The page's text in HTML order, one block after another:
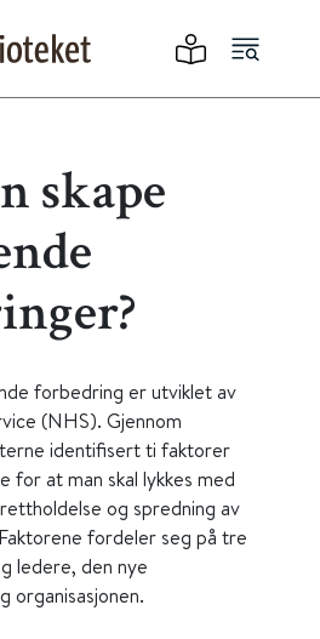
skape
forbedring er utviklet av
(NHS). Gjennom
identifisert ti faktorer
for at man skal lykkes med
og spredning av
fordeler seg på tre
ledere, den nye
organisasjonen.